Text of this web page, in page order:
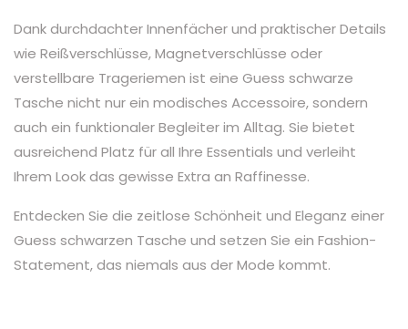
Dank durchdachter Innenfächer und praktischer Details
wie Reißverschlüsse, Magnetverschlüsse oder
verstellbare Trageriemen ist eine Guess schwarze
Tasche nicht nur ein modisches Accessoire, sondern
auch ein funktionaler Begleiter im Alltag. Sie bietet
ausreichend Platz für all Ihre Essentials und verleiht
Ihrem Look das gewisse Extra an Raffinesse.
Entdecken Sie die zeitlose Schönheit und Eleganz einer
Guess schwarzen Tasche und setzen Sie ein Fashion-
Statement, das niemals aus der Mode kommt.